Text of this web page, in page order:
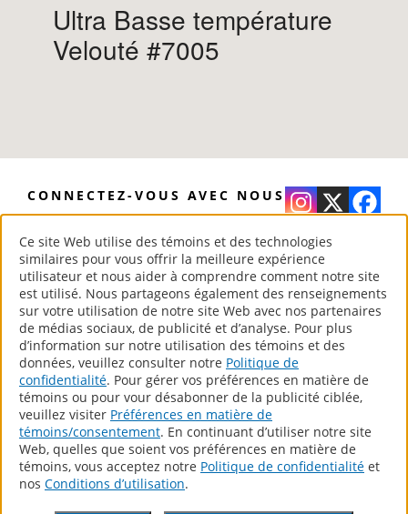
Ultra Basse température
Velouté #7005
CONNECTEZ-VOUS AVEC NOUS
www.para.com
®Peintures PARA– Your Home Canadian Style
Tous droits réservés.
Produits
Trouvez Un Détaillant
Contactez Nous
POLITIQUE DE LA PROTECTION DE LA VIE PRIVÉE
RAPPORT D’ACCESSIBILITÉ
Ce site Web utilise des témoins et des technologies
similaires pour vous offrir la meilleure expérience
utilisateur et nous aider à comprendre comment notre site
est utilisé. Nous partageons également des renseignements
sur votre utilisation de notre site Web avec nos partenaires
de médias sociaux, de publicité et d’analyse. Pour plus
d’information sur notre utilisation des témoins et des
données, veuillez consulter notre Politique de
confidentialité. Pour gérer vos préférences en matière de
témoins ou pour vour désabonner de la publicité ciblée,
veuillez visiter Préférences en matière de
témoins/consentement. En continuant d’utiliser notre site
Web, quelles que soient vos préférences en matière de
témoins, vous acceptez notre Politique de confidentialité et
nos Conditions d’utilisation.